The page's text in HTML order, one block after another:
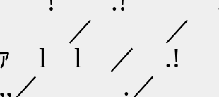
／ | | |
ｧ l l ／
.